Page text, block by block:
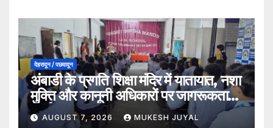
देहरादून / पछवादून
अंबाडी के प्रगति शिक्षा मंदिर में यातायात, नशा
मुक्ति और कानूनी अधिकारों पर जागरूकता
कार्यक्रम
AUGUST 7, 2026 MUKESH JUYAL